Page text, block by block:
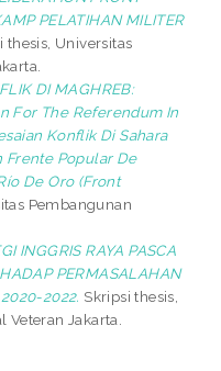
PELATIHAN MILITER
thesis, Universitas
DI MAGHREB:
For The Referendum In
Konflik Di Sahara
Frente Popular De
De Oro (Front
Pembangunan
INGGRIS RAYA PASCA
PERMASALAHAN
2022. Skripsi thesis,
Jakarta.